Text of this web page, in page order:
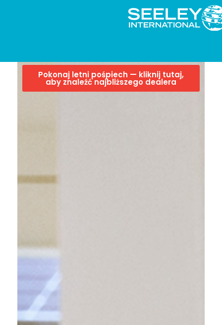
Pokonaj letni pośpiech — kliknij tutaj,
aby znaleźć najbliższego dealera